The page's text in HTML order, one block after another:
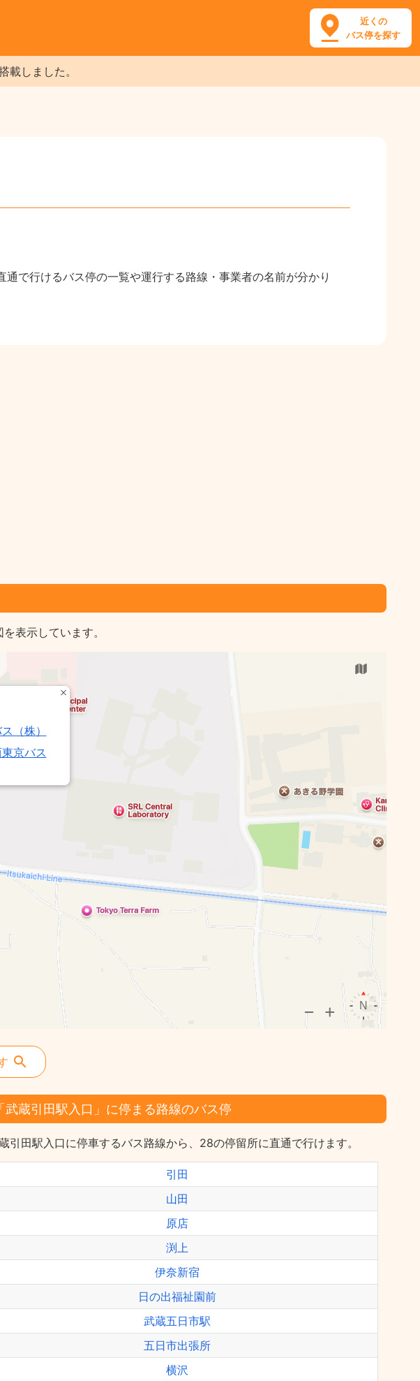
近くの
バス停を探す
しました。
で行けるバス停の一覧や運行する路線・事業者の名前が分かり
表示しています。
（株）
京バス
「武蔵引田駅入口」に停まる路線のバス停
引田駅入口に停車するバス路線から、28の停留所に直通で行けます。
引田
山田
原店
渕上
伊奈新宿
日の出福祉園前
武蔵五日市駅
五日市出張所
横沢